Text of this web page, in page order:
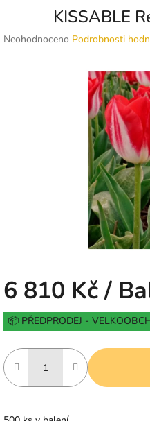
KISSABLE
Průměrné
Neohodnoceno Podrobnosti
6 810 Kč/
Měrná
cena:
📦 PŘEDPRODEJ -